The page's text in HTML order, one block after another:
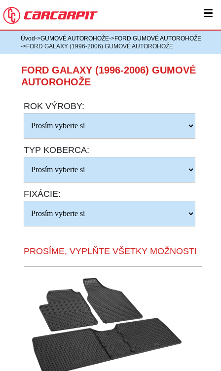
☰
Úvod->GUMOVÉ AUTOROHOŽE->FORD GUMOVÉ AUTOROHOŽE
->FORD GALAXY (1996-2006) GUMOVÉ AUTOROHOŽE
FORD GALAXY (1996-2006) GUMOVÉ
AUTOROHOŽE
ROK VÝROBY:
TYP KOBERCA:
FIXÁCIE:
PROSÍME, VYPLŇTE VŠETKY MOŽNOSTI